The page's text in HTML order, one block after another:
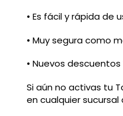
• Es fácil y rápida de
• Muy segura como
• Nuevos
Si aún no activas tu
en cualquier sucursal